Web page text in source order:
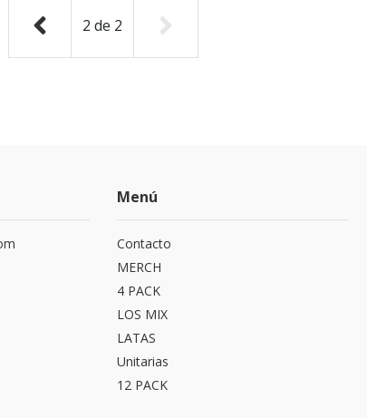
2 de 2
Menú
Contacto
MERCH
4 PACK
LOS MIX
LATAS
Unitarias
12 PACK